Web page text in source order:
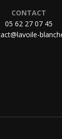
CONTACT
05 62 27 07 45